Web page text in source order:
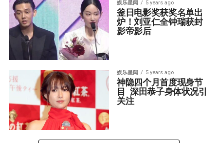
娱乐星闻 5 years ago
釜日电影奖获奖名单出
炉！刘亚仁全钟瑞获封
影帝影后
娱乐星闻 5 years ago
神隐四个月首度现身节
目  深田恭子身体状况引
关注